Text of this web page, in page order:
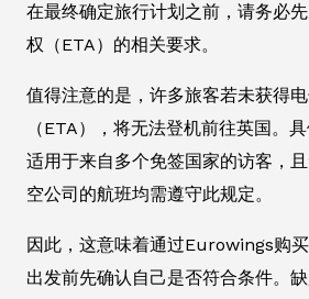
在最终确定旅行计划之前，请务必
权（ETA）的相关要求。
值得注意的是，许多旅客若未获得
（ETA），将无法登机前往英国。
适用于来自多个免签国家的访客，
空公司的航班均需遵守此规定。
因此，这意味着通过Eurowings购
出发前先确认自己是否符合条件。